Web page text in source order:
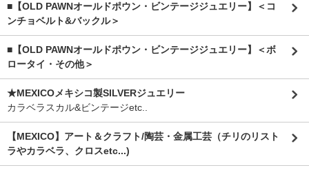
■【OLD PAWNオールドポウン・ビンテージジュエリー】＜コ
ンチョベルト&バックル＞
■【OLD PAWNオールドポウン・ビンテージジュエリー】＜ボ
ロータイ・その他＞
★MEXICOメキシコ製SILVERジュエリー
カラベラスカル&ビンテージetc..
【MEXICO】アート＆クラフト/陶芸・金属工芸（チリのリスト
ラやカラベラ、クロスetc...)